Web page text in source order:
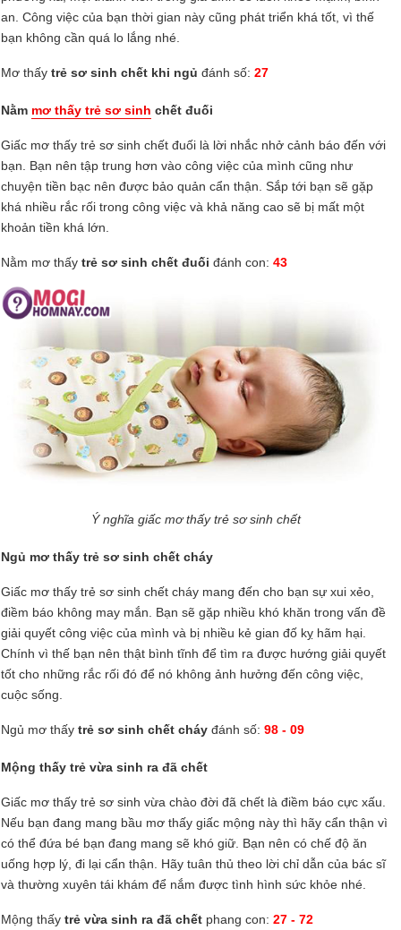
an. Công việc của bạn thời gian này cũng phát triển khá tốt, vì thế
bạn không cần quá lo lắng nhé.
Mơ thấy trẻ sơ sinh chết khi ngủ đánh số: 27
Nằm mơ thấy trẻ sơ sinh chết đuối
Giấc mơ thấy trẻ sơ sinh chết đuối là lời nhắc nhở cảnh báo đến với
bạn. Bạn nên tập trung hơn vào công việc của mình cũng như
chuyện tiền bạc nên được bảo quản cẩn thận. Sắp tới bạn sẽ gặp
khá nhiều rắc rối trong công việc và khả năng cao sẽ bị mất một
khoản tiền khá lớn.
Nằm mơ thấy trẻ sơ sinh chết đuối đánh con: 43
Ý nghĩa giấc mơ thấy trẻ sơ sinh chết
Ngủ mơ thấy trẻ sơ sinh chết cháy
Giấc mơ thấy trẻ sơ sinh chết cháy mang đến cho bạn sự xui xẻo,
điềm báo không may mắn. Bạn sẽ gặp nhiều khó khăn trong vấn đề
giải quyết công việc của mình và bị nhiều kẻ gian đố kỵ hãm hại.
Chính vì thế bạn nên thật bình tĩnh để tìm ra được hướng giải quyết
tốt cho những rắc rối đó để nó không ảnh hưởng đến công việc,
cuộc sống.
Ngủ mơ thấy trẻ sơ sinh chết cháy đánh số: 98 - 09
Mộng thấy trẻ vừa sinh ra đã chết
Giấc mơ thấy trẻ sơ sinh vừa chào đời đã chết là điềm báo cực xấu.
Nếu bạn đang mang bầu mơ thấy giấc mộng này thì hãy cẩn thận vì
có thể đứa bé bạn đang mang sẽ khó giữ. Bạn nên có chế độ ăn
uống hợp lý, đi lại cẩn thận. Hãy tuân thủ theo lời chỉ dẫn của bác sĩ
và thường xuyên tái khám để nắm được tình hình sức khỏe nhé.
Mộng thấy trẻ vừa sinh ra đã chết phang con: 27 - 72